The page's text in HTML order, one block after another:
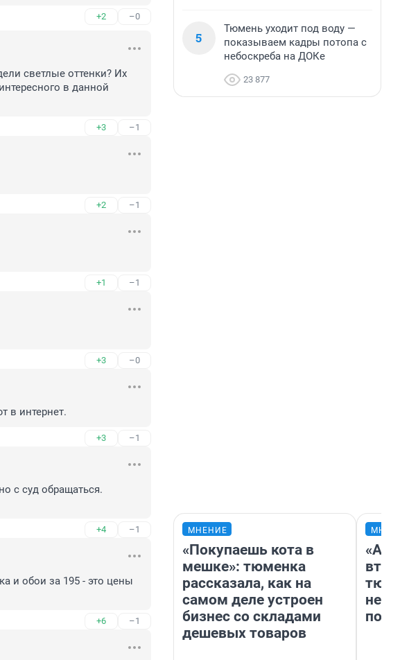
+2 –0
светлые оттенки? Их
в данной
+3 –1
+2 –1
+1 –1
+3 –0
в интернет.
+3 –1
с суд обращаться.
+4 –1
и обои за 195 - это цены
+6 –1
5
Тюмень уходит под воду —
показываем кадры потопа с
небоскреба на ДОКе
23 877
МНЕНИЕ
«Покупаешь кота в
мешке»: тюменка
рассказала, как на
самом деле устроен
бизнес со складами
дешевых товаров